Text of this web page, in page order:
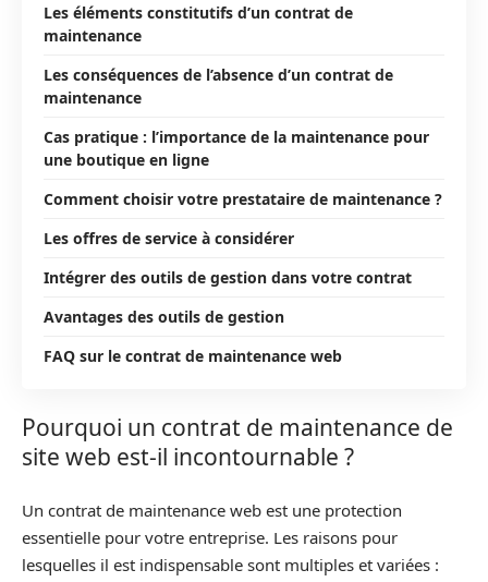
Les éléments constitutifs d’un contrat de
maintenance
Les conséquences de l’absence d’un contrat de
maintenance
Cas pratique : l’importance de la maintenance pour
une boutique en ligne
Comment choisir votre prestataire de maintenance ?
Les offres de service à considérer
Intégrer des outils de gestion dans votre contrat
Avantages des outils de gestion
FAQ sur le contrat de maintenance web
Pourquoi un contrat de maintenance de
site web est-il incontournable ?
Un contrat de maintenance web est une protection
essentielle pour votre entreprise. Les raisons pour
lesquelles il est indispensable sont multiples et variées :